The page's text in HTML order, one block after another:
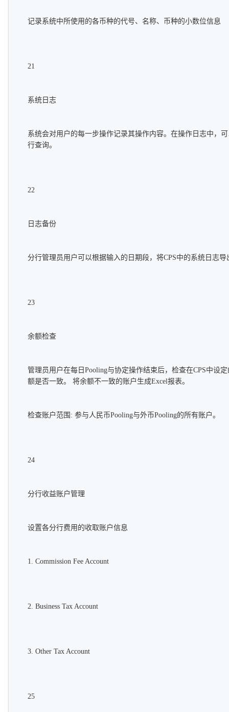
记录系统中所使用的各币种的代号、名称、币种的小数位信息
21
系统日志
系统会对用户的每一步操作记录其操作内容。在操作日志中，
行查询。
22
日志备份
分行管理员用户可以根据输入的日期段，将CPS中的系统日志导
23
余额检查
管理员用户在每日Pooling与协定操作结束后，检查在CPS中设
额是否一致。 将余额不一致的账户生成Excel报表。
检查账户范围: 参与人民币Pooling与外币Pooling的所有账户。
24
分行收益账户管理
设置各分行费用的收取账户信息
1. Commission Fee Account
2. Business Tax Account
3. Other Tax Account
25